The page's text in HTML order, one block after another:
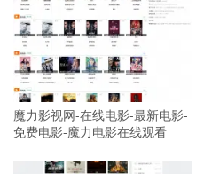
魔力影视网-在线电影-最新电影-
免费电影-魔力电影在线观看